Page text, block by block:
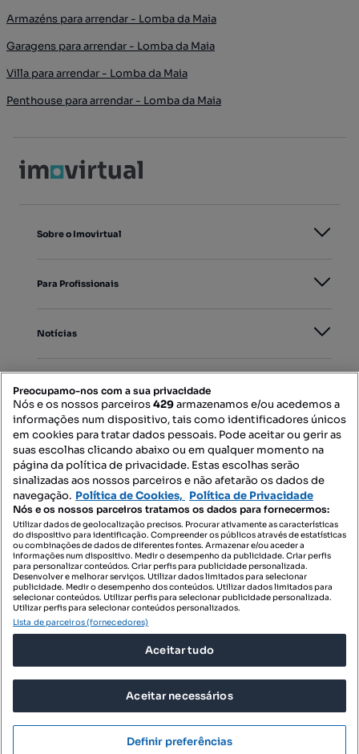
Armazéns para arrendar - Lomba da Maia
Garagens para arrendar - Lomba da Maia
Villa para arrendar - Lomba da Maia
Penthouse para arrendar - Lomba da Maia
Sobre o Imovirtual
Para Profissionais
Notícias
Mapa do Site
Contacte-nos
SIGA-NOS:
DESCARREGAR NA:
© 2026 Imovirtual.com, OLX Portugal, S.A.
TERMOS DE UTILIZAÇÃO
POLÍTICA DE PRIVACIDADE
Preocupamo-nos com a sua privacidade
Nós e os nossos parceiros429armazenamos e/ou acedemos a
informações num dispositivo, tais como identificadores únicos
em cookies para tratar dados pessoais. Pode aceitar ou gerir as
suas escolhas clicando abaixo ou em qualquer momento na
página da política de privacidade. Estas escolhas serão
sinalizadas aos nossos parceiros e não afetarão os dados de
navegação. Política de Cookies, Política de Privacidade
Nós e os nossos parceiros tratamos os dados para fornecermos:
Utilizar dados de geolocalização precisos. Procurar ativamente as características
do dispositivo para identificação. Compreender os públicos através de estatísticas
ou combinações de dados de diferentes fontes. Armazenar e/ou aceder a
informações num dispositivo. Medir o desempenho da publicidade. Criar perfis
para personalizar conteúdos. Criar perfis para publicidade personalizada.
Desenvolver e melhorar serviços. Utilizar dados limitados para selecionar
publicidade. Medir o desempenho dos conteúdos. Utilizar dados limitados para
selecionar conteúdos. Utilizar perfis para selecionar publicidade personalizada.
Utilizar perfis para selecionar conteúdos personalizados.
Lista de parceiros (fornecedores)
Aceitar tudo
Aceitar necessários
Definir preferências